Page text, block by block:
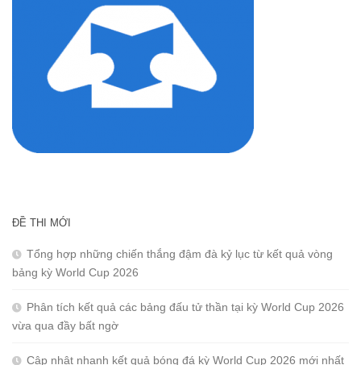
ĐỀ THI MỚI
Tổng hợp những chiến thắng đậm đà kỷ lục từ kết quả vòng
bảng kỳ World Cup 2026
Phân tích kết quả các bảng đấu tử thần tại kỳ World Cup 2026
vừa qua đầy bất ngờ
Cập nhật nhanh kết quả bóng đá kỳ World Cup 2026 mới nhất